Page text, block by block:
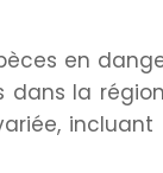
en
dans la